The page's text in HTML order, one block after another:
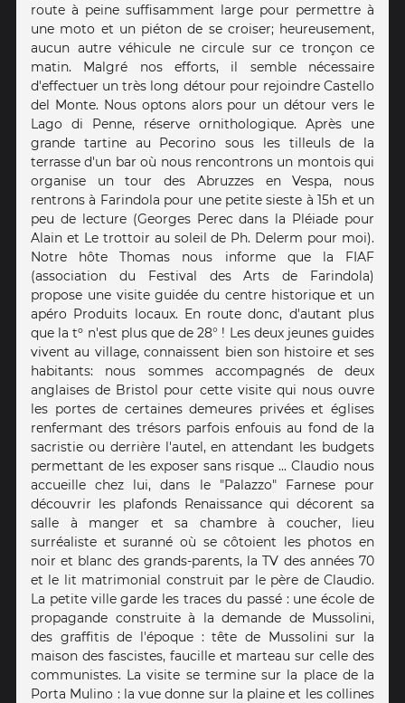
route à peine suffisamment large pour permettre à
une moto et un piéton de se croiser; heureusement,
aucun autre véhicule ne circule sur ce tronçon ce
matin. Malgré nos efforts, il semble nécessaire
d'effectuer un très long détour pour rejoindre Castello
del Monte. Nous optons alors pour un détour vers le
Lago di Penne, réserve ornithologique. Après une
grande tartine au Pecorino sous les tilleuls de la
terrasse d'un bar où nous rencontrons un montois qui
organise un tour des Abruzzes en Vespa, nous
rentrons à Farindola pour une petite sieste à 15h et un
peu de lecture (Georges Perec dans la Pléiade pour
Alain et Le trottoir au soleil de Ph. Delerm pour moi).
Notre hôte Thomas nous informe que la FIAF
(association du Festival des Arts de Farindola)
propose une visite guidée du centre historique et un
apéro Produits locaux. En route donc, d'autant plus
que la tº n'est plus que de 28° ! Les deux jeunes guides
vivent au village, connaissent bien son histoire et ses
habitants: nous sommes accompagnés de deux
anglaises de Bristol pour cette visite qui nous ouvre
les portes de certaines demeures privées et églises
renfermant des trésors parfois enfouis au fond de la
sacristie ou derrière l'autel, en attendant les budgets
permettant de les exposer sans risque ... Claudio nous
accueille chez lui, dans le "Palazzo" Farnese pour
découvrir les plafonds Renaissance qui décorent sa
salle à manger et sa chambre à coucher, lieu
surréaliste et suranné où se côtoient les photos en
noir et blanc des grands-parents, la TV des années 70
et le lit matrimonial construit par le père de Claudio.
La petite ville garde les traces du passé : une école de
propagande construite à la demande de Mussolini,
des graffitis de l'époque : tête de Mussolini sur la
maison des fascistes, faucille et marteau sur celle des
communistes. La visite se termine sur la place de la
Porta Mulino : la vue donne sur la plaine et les collines